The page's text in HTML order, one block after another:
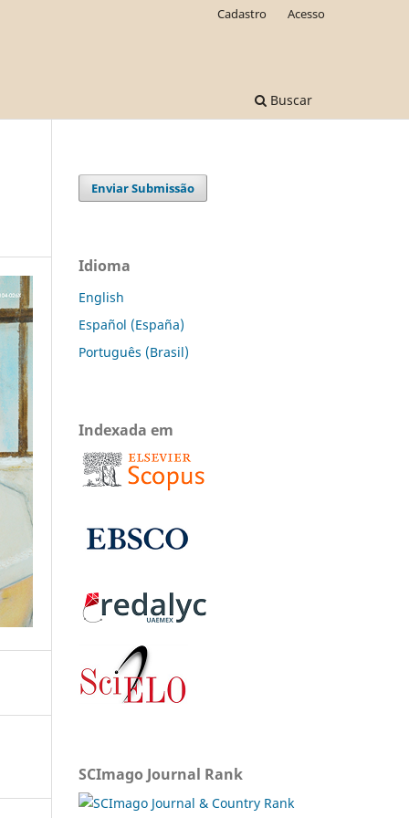
Buscar
Cadastro Acesso
Enviar Submissão
Idioma
English
Español (España)
Português (Brasil)
Indexada em
SCImago Journal Rank